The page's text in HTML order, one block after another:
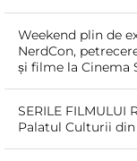
Weekend plin de
NerdCon,
și filme la Cinema
SERILE FILMULUI
Palatul Culturii din